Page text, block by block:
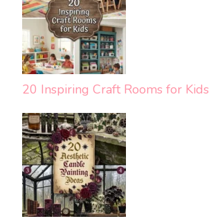
20 Inspiring Craft Rooms for Kids